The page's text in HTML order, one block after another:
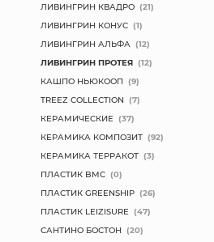
ЛИВИНГРИН КВАДРО (21)
ЛИВИНГРИН КОНУС (1)
ЛИВИНГРИН АЛЬФА (12)
ЛИВИНГРИН ПРОТЕЯ (12)
КАШПО НЬЮКООП (9)
TREEZ COLLECTION (7)
КЕРАМИЧЕСКИЕ (37)
КЕРАМИКА КОМПОЗИТ (92)
КЕРАМИКА ТЕРРАКОТ (3)
ПЛАСТИК BMC (0)
ПЛАСТИК GREENSHIP (26)
ПЛАСТИК LEIZISURE (47)
САНТИНО БОСТОН (20)